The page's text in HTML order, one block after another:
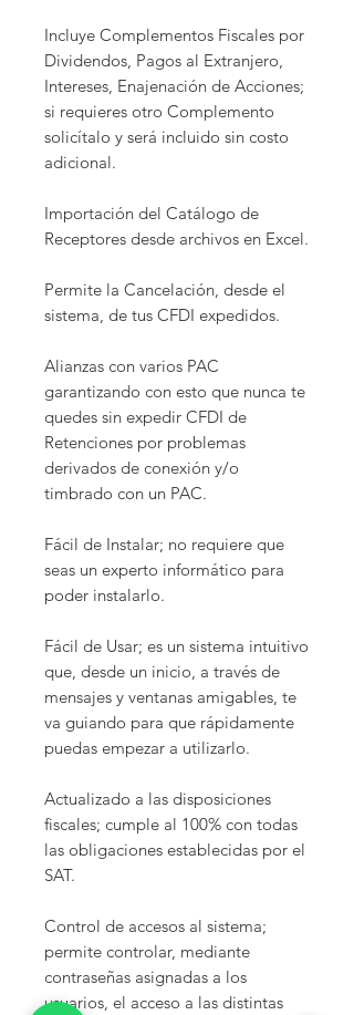
Incluye Complementos Fiscales por
Dividendos, Pagos al Extranjero,
Intereses, Enajenación de Acciones;
si requieres otro Complemento
solicítalo y será incluido sin costo
adicional.
Importación del Catálogo de
Receptores desde archivos en Excel.
Permite la Cancelación, desde el
sistema, de tus CFDI expedidos.
Alianzas con varios PAC
garantizando con esto que nunca te
quedes sin expedir CFDI de
Retenciones por problemas
derivados de conexión y/o
timbrado con un PAC.
Fácil de Instalar; no requiere que
seas un experto informático para
poder instalarlo.
Fácil de Usar; es un sistema intuitivo
que, desde un inicio, a través de
mensajes y ventanas amigables, te
va guiando para que rápidamente
puedas empezar a utilizarlo.
Actualizado a las disposiciones
fiscales; cumple al 100% con todas
las obligaciones establecidas por el
SAT.
Control de accesos al sistema;
permite controlar, mediante
contraseñas asignadas a los
usuarios, el acceso a las distintas